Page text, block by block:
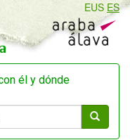
EUS ES
él y dónde